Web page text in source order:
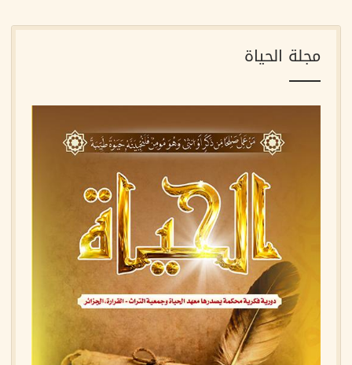
مجلة الحياة